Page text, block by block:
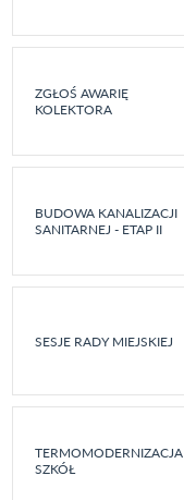
ZGŁOŚ AWARIĘ
KOLEKTORA
BUDOWA KANALIZACJI
SANITARNEJ - ETAP II
SESJE RADY MIEJSKIEJ
TERMOMODERNIZACJA
SZKÓŁ